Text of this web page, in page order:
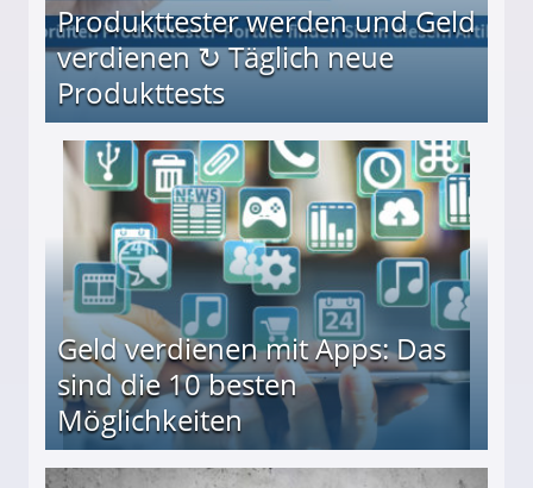
Produkttester werden und Geld
verdienen ↻ Täglich neue
Produkttests
↻ Täglich neue Produkttests
Geld verdienen mit Apps: Das
sind die 10 besten
Möglichkeiten
besten Möglichkeiten